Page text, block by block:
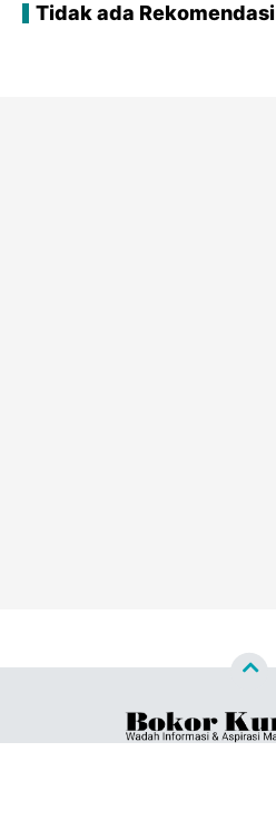
Tidak ada Rekomendasi